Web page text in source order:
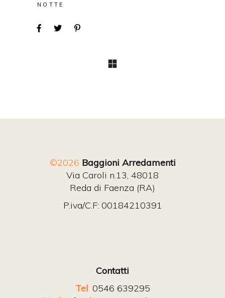
NOTTE
©2026 Baggioni Arredamenti
Via Caroli n.13, 48018
Reda di Faenza (RA)
P.iva/C.F: 00184210391
Contatti
Tel: 0546 639295